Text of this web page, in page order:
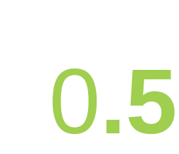
0.5